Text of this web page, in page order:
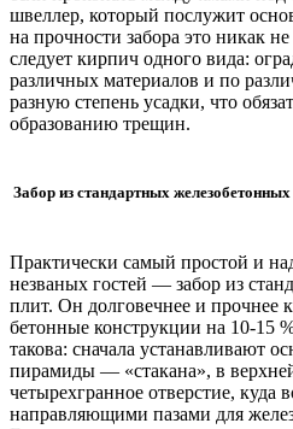
швеллер, который послужит
на прочности забора это никак
следует кирпич одного вида:
различных материалов и по
разную степень усадки, что
образованию трещин.
Забор из стандартных
Практически самый простой и
незваных гостей — забор из
плит. Он долговечнее и прочнее
бетонные конструкции на 10-15
такова: сначала устанавливают
пирамиды — «стакана», в
четырехгранное отверстие, куда
направляющими пазами для